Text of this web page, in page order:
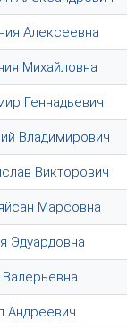
Алексеевна
Михайловна
Геннадьевич
Владимирович
Викторович
Марсовна
Эдуардовна
Андреевич